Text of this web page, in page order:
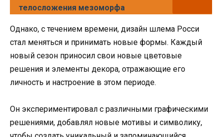
телосложения мезоморфа
Однако, с течением времени, дизайн шлема Росси
стал меняться и принимать новые формы. Каждый
новый сезон приносил свои новые цветовые
решения и элементы декора, отражающие его
личность и настроение в этом периоде.
Он экспериментировал с различными графическими
решениями, добавлял новые мотивы и символику,